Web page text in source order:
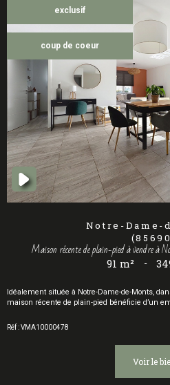
exclusif
coup de coeur
Notre-Dame-
Maison récente de plain-pied à vendre
91 m² -
Idéalement située à Notre-Dame-de-Monts,
maison récente de plain-pied bénéficie d’un
Réf : VMA10000478
voir le